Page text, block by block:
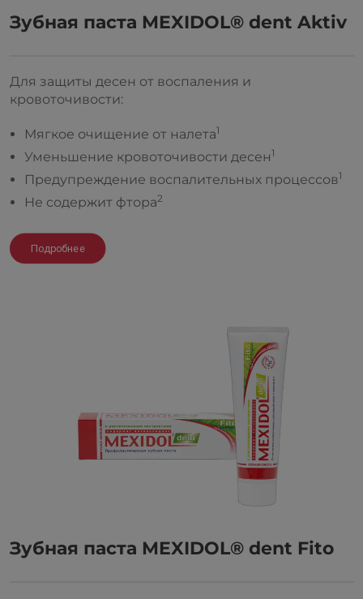
Зубная паста MEXIDOL® dent Aktiv
Для защиты десен от воспаления и
кровоточивости:
Мягкое очищение от налета1
Уменьшение кровоточивости десен1
Предупреждение воспалительных процессов1
Не содержит фтора2
Подробнее
Зубная паста MEXIDOL® dent Fito